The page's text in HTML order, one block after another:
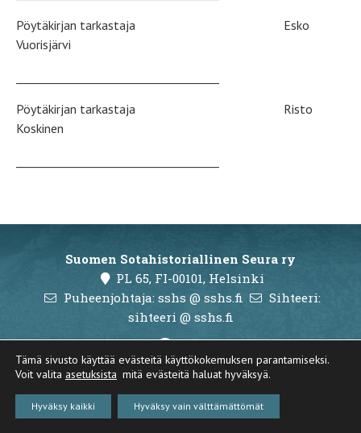
Pöytäkirjan tarkastaja Esko
Vuorisjärvi
Pöytäkirjan tarkastaja Risto
Koskinen
Suomen Sotahistoriallinen Seura ry
PL 65, FI-00101, Helsinki
Puheenjohtaja: sshs @ sshs.fi
Sihteeri:
sihteeri @ sshs.fi
Copyright 2023 Suomen Sotahistoriallinen Seura ry
Tämä sivusto käyttää evästeitä käyttökokemuksen parantamiseksi.
Voit valita asetuksista mitä evästeitä haluat hyväksyä.
Hyväksy kaikki Hyväksy vain välttämättömät